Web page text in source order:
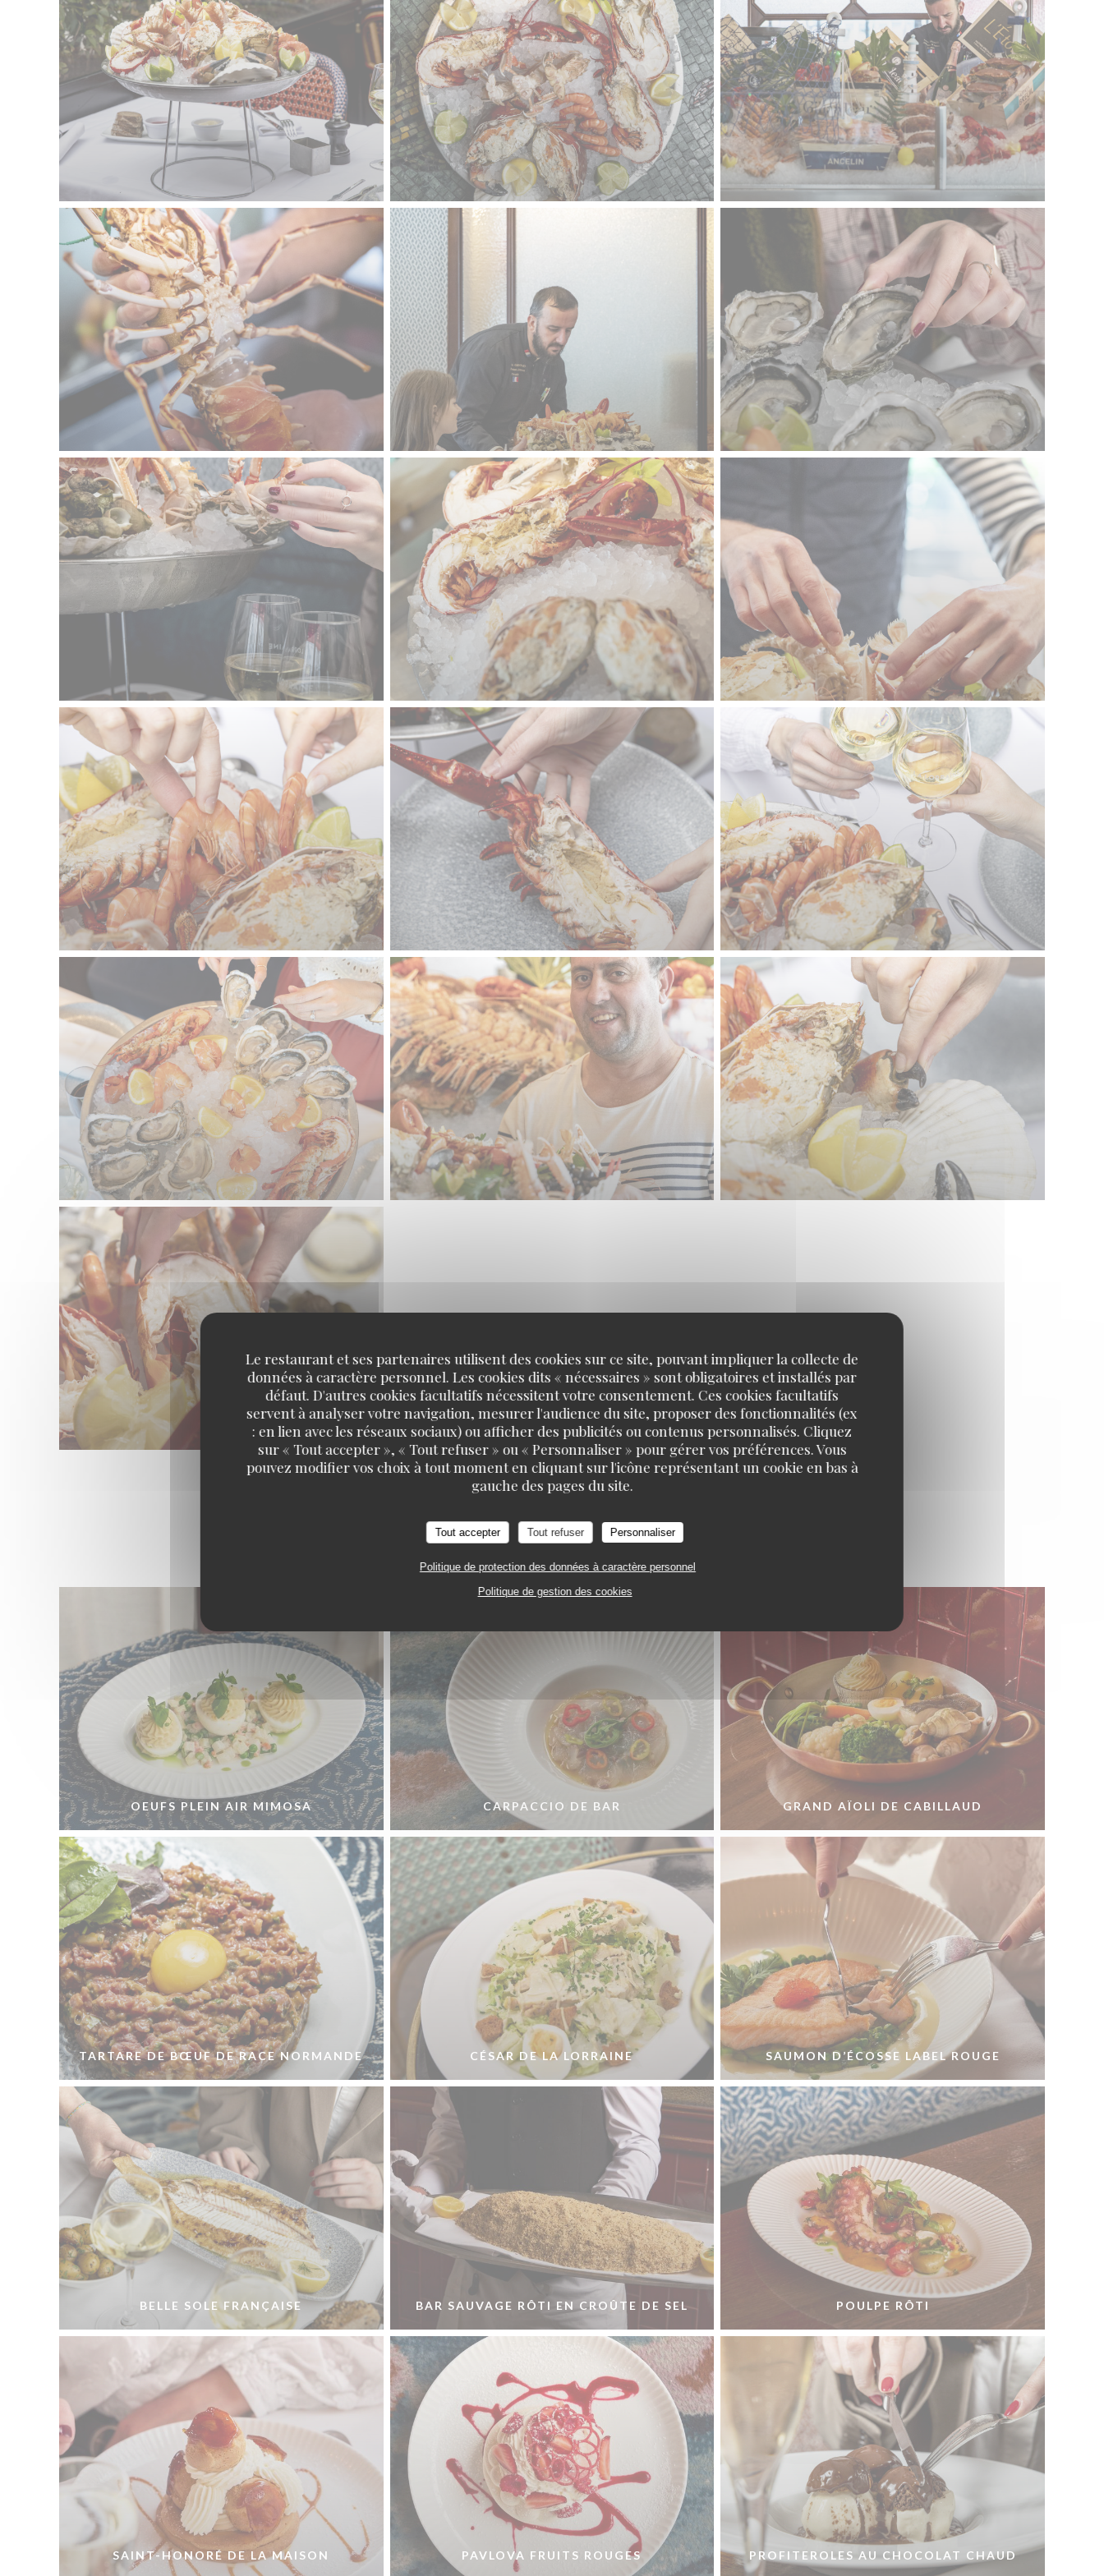
Le restaurant et ses partenaires utilisent des cookies sur ce site, pouvant impliquer la collecte de
données à caractère personnel. Les cookies dits « nécessaires » sont obligatoires et installés par
défaut. D'autres cookies facultatifs nécessitent votre consentement. Ces cookies facultatifs
servent à analyser votre navigation, mesurer l'audience du site, proposer des fonctionnalités (ex
: en lien avec les réseaux sociaux) ou afficher des publicités ou contenus personnalisés. Cliquez
sur « Tout accepter », « Tout refuser » ou « Personnaliser » pour gérer vos préférences. Vous
pouvez modifier vos choix à tout moment en cliquant sur l'icône représentant un cookie en bas à
gauche des pages du site.
Tout accepter Tout refuser Personnaliser
Politique de protection des données à caractère personnel
Politique de gestion des cookies
La Cuisine
OEUFS PLEIN AIR MIMOSA CARPACCIO DE BAR GRAND AÏOLI DE CABILLAUD
TARTARE DE BŒUF DE RACE NORMANDE CÉSAR DE LA LORRAINE SAUMON D’ÉCOSSE LABEL ROUGE
BELLE SOLE FRANÇAISE BAR SAUVAGE RÔTI EN CROÛTE DE SEL POULPE RÔTI
SAINT-HONORÉ DE LA MAISON PAVLOVA FRUITS ROUGES PROFITEROLES AU CHOCOLAT CHAUD